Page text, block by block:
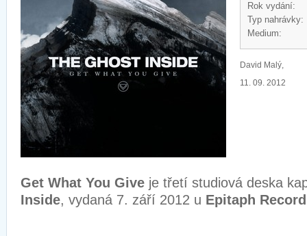
Rok vydání:
Typ nahrávky:
Medium:
David Malý,
11. 09. 2012
Get What You Give je třetí studiová deska
Inside, vydaná 7. září 2012 u Epitaph